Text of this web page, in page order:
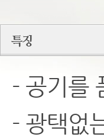
- 공기를
- 광택없